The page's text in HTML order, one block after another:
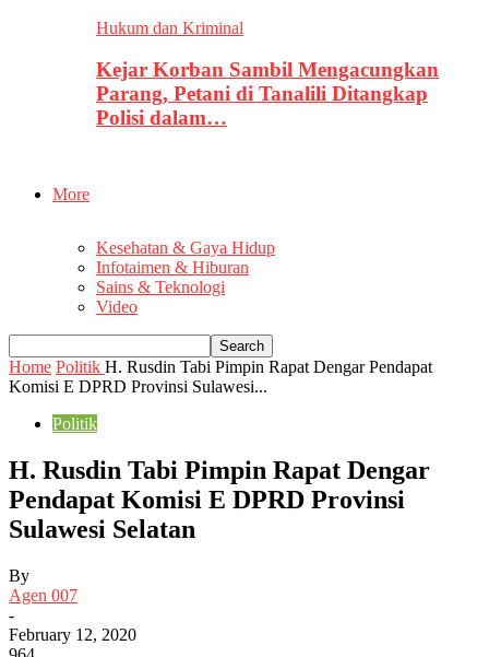
Hukum dan Kriminal
Kejar Korban Sambil Mengacungkan
Parang, Petani di Tanalili Ditangkap
Polisi dalam…
More
Kesehatan & Gaya Hidup
Infotaimen & Hiburan
Sains & Teknologi
Video
Home Politik H. Rusdin Tabi Pimpin Rapat Dengar Pendapat
Komisi E DPRD Provinsi Sulawesi...
Politik
H. Rusdin Tabi Pimpin Rapat Dengar
Pendapat Komisi E DPRD Provinsi
Sulawesi Selatan
By
Agen 007
-
February 12, 2020